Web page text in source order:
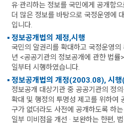
유·관리하는 정보를 국민에게 공개함
더 많은 정보를 바탕으로 국정운영에
입니다.
정보공개법의 제정,시행
국민의 알권리를 확대하고 국정운영
년 <공공기관의 정보공개에 관한 법률
일부터 시행하였습니다.
정보공개법의 개정(2003.08), 시
정보공개 대상기관 중 공공기관의 정
확대 및 행정의 투명성 제고를 위하여
구가 없더라도 사전에 공개하도록 하
일부 미비점을 개선 · 보완하는 한편,